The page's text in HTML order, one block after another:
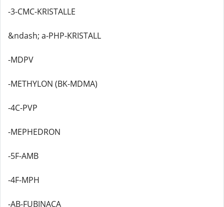
-3-CMC-KRISTALLE
&ndash; a-PHP-KRISTALL
-MDPV
-METHYLON (BK-MDMA)
-4C-PVP
-MEPHEDRON
-5F-AMB
-4F-MPH
-AB-FUBINACA